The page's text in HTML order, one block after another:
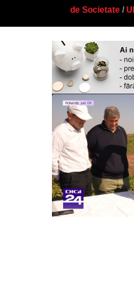
de Societate /